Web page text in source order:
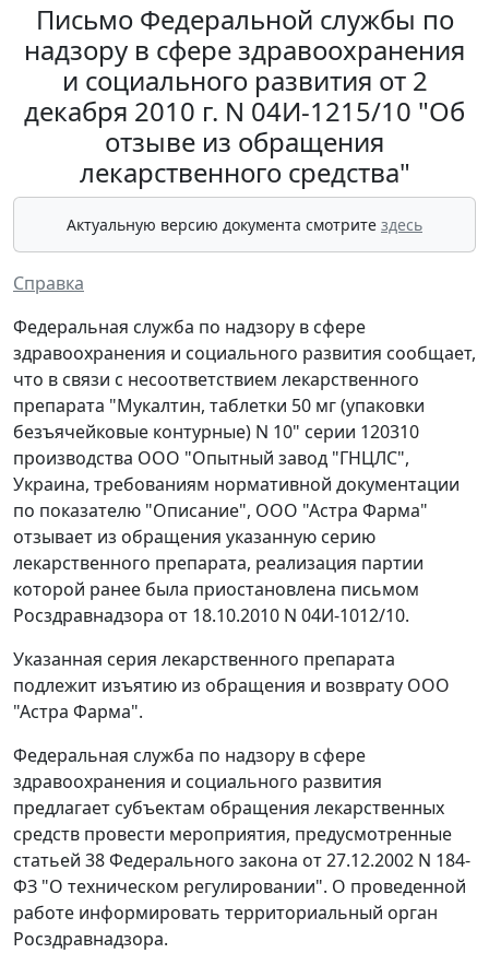
Письмо Федеральной службы по
надзору в сфере здравоохранения
и социального развития от 2
декабря 2010 г. N 04И-1215/10 "Об
отзыве из обращения
лекарственного средства"
Актуальную версию документа смотрите здесь
Справка
Федеральная служба по надзору в сфере
здравоохранения и социального развития сообщает,
что в связи с несоответствием лекарственного
препарата "Мукалтин, таблетки 50 мг (упаковки
безъячейковые контурные) N 10" серии 120310
производства ООО "Опытный завод "ГНЦЛС",
Украина, требованиям нормативной документации
по показателю "Описание", ООО "Астра Фарма"
отзывает из обращения указанную серию
лекарственного препарата, реализация партии
которой ранее была приостановлена письмом
Росздравнадзора от 18.10.2010 N 04И-1012/10.
Указанная серия лекарственного препарата
подлежит изъятию из обращения и возврату ООО
"Астра Фарма".
Федеральная служба по надзору в сфере
здравоохранения и социального развития
предлагает субъектам обращения лекарственных
средств провести мероприятия, предусмотренные
статьей 38 Федерального закона от 27.12.2002 N 184-
ФЗ "О техническом регулировании". О проведенной
работе информировать территориальный орган
Росздравнадзора.